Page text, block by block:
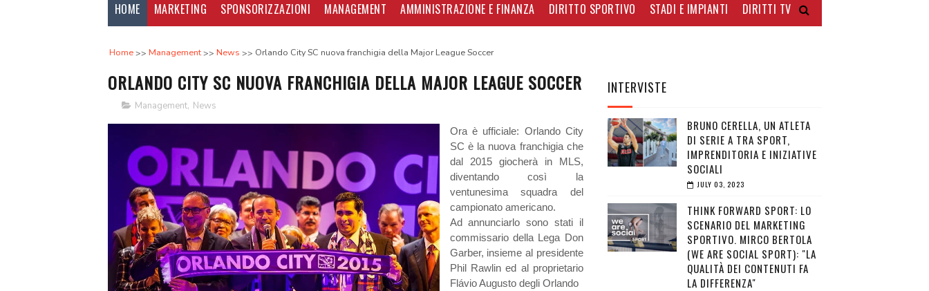
HOME MARKETING SPONSORIZZAZIONI MANAGEMENT AMMINISTRAZIONE E FINANZA DIRITTO SPORTIVO STADI E IMPIANTI DIRITTI TV
Home Management News Orlando City SC nuova franchigia della Major League Soccer
ORLANDO CITY SC NUOVA FRANCHIGIA DELLA MAJOR LEAGUE SOCCER
Management, News
Ora è ufficiale: Orlando City
SC è la nuova franchigia che
dal 2015 giocherà in MLS,
diventando così la
ventunesima squadra del
campionato americano.
Ad annunciarlo sono stati il
commissario della Lega Don
Garber, insieme al presidente
Phil Rawlin ed al proprietario
Flávio Augusto degli Orlando
INTERVISTE
BRUNO CERELLA, UN ATLETA
DI SERIE A TRA SPORT,
IMPRENDITORIA E INIZIATIVE
SOCIALI
JULY 03, 2023
THINK FORWARD SPORT: LO
SCENARIO DEL MARKETING
SPORTIVO. MIRCO BERTOLA
(WE ARE SOCIAL SPORT): "LA
QUALITÀ DEI CONTENUTI FA
LA DIFFERENZA"